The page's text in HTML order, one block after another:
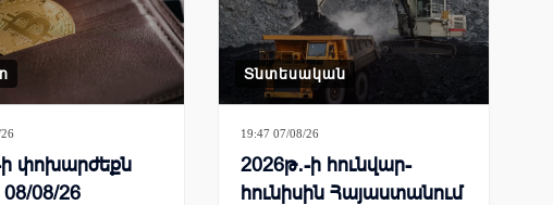
ի փոխարժեքն
08/08/26
Տնտեսական
19:47 07/08/26
2026թ․-ի հունվար-
հունիսին Հայաստանում